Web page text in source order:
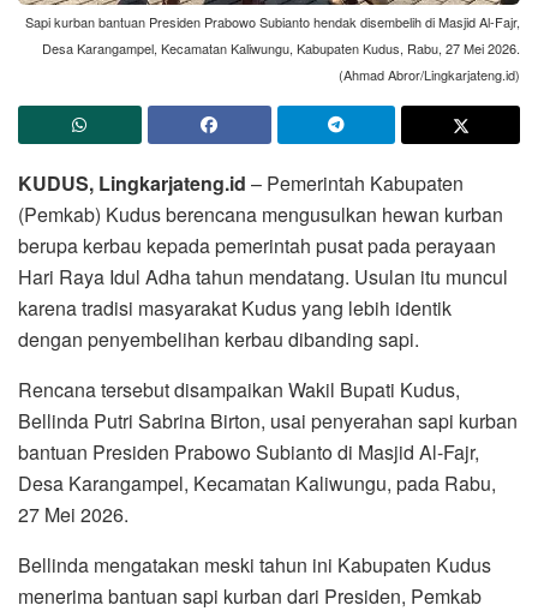
Sapi kurban bantuan Presiden Prabowo Subianto hendak disembelih di Masjid Al-Fajr,
Desa Karangampel, Kecamatan Kaliwungu, Kabupaten Kudus, Rabu, 27 Mei 2026.
(Ahmad Abror/Lingkarjateng.id)
KUDUS, Lingkarjateng.id – Pemerintah Kabupaten
(Pemkab) Kudus berencana mengusulkan hewan kurban
berupa kerbau kepada pemerintah pusat pada perayaan
Hari Raya Idul Adha tahun mendatang. Usulan itu muncul
karena tradisi masyarakat Kudus yang lebih identik
dengan penyembelihan kerbau dibanding sapi.
Rencana tersebut disampaikan Wakil Bupati Kudus,
Bellinda Putri Sabrina Birton, usai penyerahan sapi kurban
bantuan Presiden Prabowo Subianto di Masjid Al-Fajr,
Desa Karangampel, Kecamatan Kaliwungu, pada Rabu,
27 Mei 2026.
Bellinda mengatakan meski tahun ini Kabupaten Kudus
menerima bantuan sapi kurban dari Presiden, Pemkab